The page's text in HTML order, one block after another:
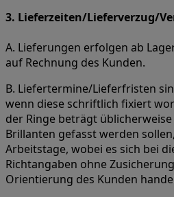
3. Lieferzeiten/Lieferverzug/
A. Lieferungen erfolgen ab
auf Rechnung des Kunden.
B. Liefertermine/Lieferfristen
wenn diese schriftlich fixiert
der Ringe beträgt
Brillanten gefasst werden
Arbeitstage, wobei es sich bei
Richtangaben ohne
Orientierung des Kunden